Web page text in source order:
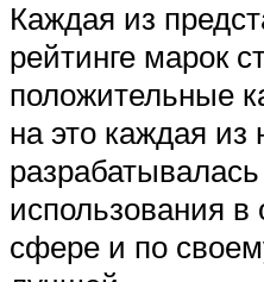
Каждая из
рейтинге марок
положительные
на это каждая из
использования в
сфере и по